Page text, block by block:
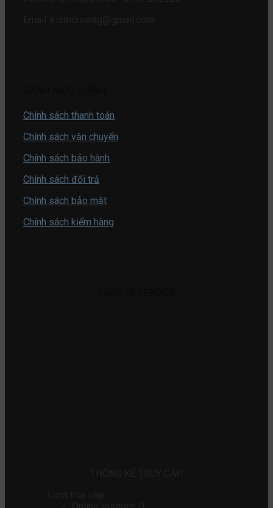
Chính sách thanh toán
Chính sách vận chuyển
Chính sách bảo hành
Chính sách đổi trả
Chính sách bảo mật
Chính sách kiểm hàng